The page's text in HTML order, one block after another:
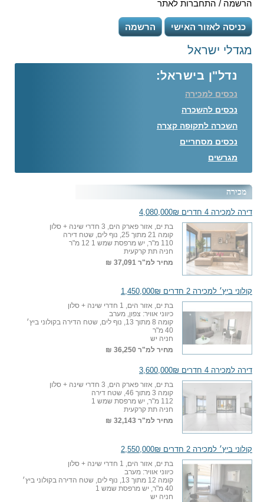
הרשמה / התחברות לאתר
כניסה לאזור האישי הרשמה
מגדלי ישראל
נדל"ן בישראל:
נכסים למכירה
נכסים להשכרה
השכרה לתקופה קצרה
נכסים מסחריים
מגרשים
מכירה
דירה למכירה 4 חדרים 4,080,000₪
בת ים, אזור פארק הים, 3 חדרי שינה + סלון
קומה 21 מתוך 25, נוף לים, שטח דירה
110 מ"ר, יש מרפסת שמש 1 12 מ"ר
חניה תת קרקעית
מחיר למ"ר 37,091 ₪
קולוני ביץ׳ למכירה 2 חדרים 1,450,000₪
בת ים, אזור הים, 1 חדרי שינה + סלון
כיווני אוויר: צפון, מערב
קומה 8 מתוך 13, נוף לים, שטח הדירה בקולוני ביץ׳
40 מ"ר
חניה יש
מחיר למ"ר 36,250 ₪
דירה למכירה 4 חדרים 3,600,000₪
בת ים, אזור פארק הים, 3 חדרי שינה + סלון
קומה 3 מתוך 46, שטח דירה
112 מ"ר, יש מרפסת שמש 1
חניה תת קרקעית
מחיר למ"ר 32,143 ₪
קולוני ביץ׳ למכירה 2 חדרים 2,550,000₪
בת ים, אזור הים, 1 חדרי שינה + סלון
כיווני אוויר: מערב
קומה 12 מתוך 13, נוף לים, שטח הדירה בקולוני ביץ׳
40 מ"ר, יש מרפסת שמש 1
חניה יש